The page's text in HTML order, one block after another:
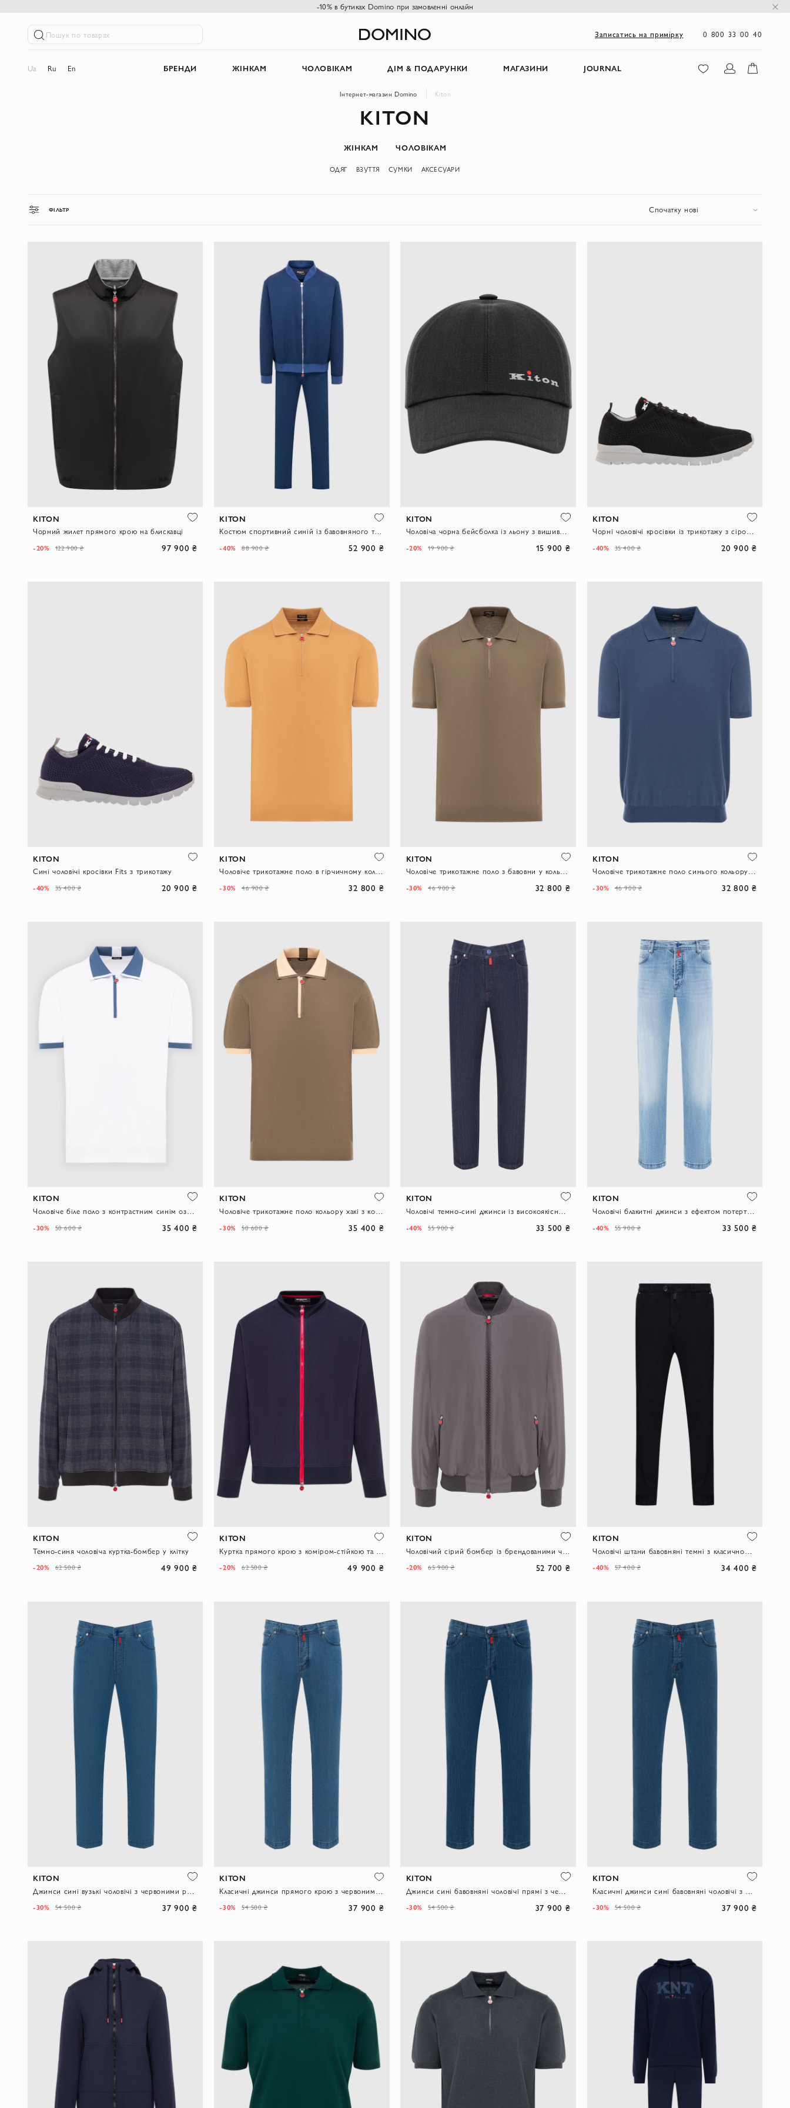
-10% в бутиках Domino при замовленні онлайн
Пошук по товарах Записатись на примірку 0 800 33 00 40
Ua Ru En БРЕНДИ ЖІНКАМ ЧОЛОВІКАМ ДІМ & ПОДАРУНКИ МАГАЗИНИ JOURNAL
Інтернет-магазин Domino Kiton
KITON
ЖІНКАМ ЧОЛОВІКАМ
ОДЯГ ВЗУТТЯ СУМКИ АКСЕСУАРИ
ФІЛЬТР Спочатку нові
KITON
Чорний жилет прямого крою на блискавці
-20% 122 900 ₴ 97 900 ₴
KITON
Костюм спортивний синій із бавовняного трикотажу з олімпійкою-бомбером
-40% 88 900 ₴ 52 900 ₴
KITON
Чоловіча чорна бейсболка із льону з вишивкою логотипу.
-20% 19 900 ₴ 15 900 ₴
KITON
Чорні чоловічі кросівки із трикотажу з сірою підошвою
-40% 35 400 ₴ 20 900 ₴
KITON
Сині чоловічі кросівки Fits з трикотажу
-40% 35 400 ₴ 20 900 ₴
KITON
Чоловіче трикотажне поло в гірчичному кольорі на блискавці
-30% 46 900 ₴ 32 800 ₴
KITON
Чоловіче трикотажне поло з бавовни у кольорі хакі на блискавці
-30% 46 900 ₴ 32 800 ₴
KITON
Чоловіче трикотажне поло синього кольору із застібкою на блискавці
-30% 46 900 ₴ 32 800 ₴
KITON
Чоловіче біле поло з контрастним синім оздобленням на блискавці
-30% 50 600 ₴ 35 400 ₴
KITON
Чоловіче трикотажне поло кольору хакі з контрастним коміром на блискавці
-30% 50 600 ₴ 35 400 ₴
KITON
Чоловічі темно-сині джинси із високоякісного деніму
-40% 55 900 ₴ 33 500 ₴
KITON
Чоловічі блакитні джинси з ефектом потертості.
-40% 55 900 ₴ 33 500 ₴
KITON
Темно-синя чоловіча куртка-бомбер у клітку
-20% 62 500 ₴ 49 900 ₴
KITON
Куртка прямого крою з коміром-стійкою та довгими рукавами
-20% 62 500 ₴ 49 900 ₴
KITON
Чоловічий сірий бомбер із брендованими червоними бігунками
-20% 65 900 ₴ 52 700 ₴
KITON
Чоловічі штани бавовняні темні з класичною посадкою
-40% 57 400 ₴ 34 400 ₴
KITON
Джинси сині вузькі чоловічі з червоними рядками
-30% 54 500 ₴ 37 900 ₴
KITON
Класичні джинси прямого крою з червоними деталями.
-30% 54 500 ₴ 37 900 ₴
KITON
Джинси сині бавовняні чоловічі прямі з червоними рядками
-30% 54 500 ₴ 37 900 ₴
KITON
Класичні джинси сині бавовняні чоловічі з червоними строчками
-30% 54 500 ₴ 37 900 ₴